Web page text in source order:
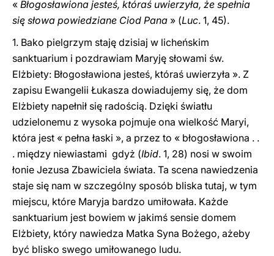
« Błogosławiona jesteś, któraś uwierzyła, że spełnia
się słowa powiedziane Ciod Pana » (Luc. 1, 45).
1. Bako pielgrzym staję dzisiaj w licheńskim
sanktuarium i pozdrawiam Maryję słowami św.
Elżbiety: Błogosławiona jesteś, któraś uwierzyła ». Z
zapisu Ewangelii Łukasza dowiadujemy się, że dom
Elżbiety napełnił się radością. Dzięki światłu
udzielonemu z wysoka pojmuje ona wielkość Maryi,
która jest « pełna łaski », a przez to « błogosławiona . .
. między niewiastami gdyż (Ibid. 1, 28) nosi w swoim
łonie Jezusa Zbawiciela świata. Ta scena nawiedzenia
staje się nam w szczególny sposób bliska tutaj, w tym
miejscu, które Maryja bardzo umiłowała. Każde
sanktuarium jest bowiem w jakimś sensie domem
Elżbiety, który nawiedza Matka Syna Bożego, ażeby
być blisko swego umiłowanego ludu.